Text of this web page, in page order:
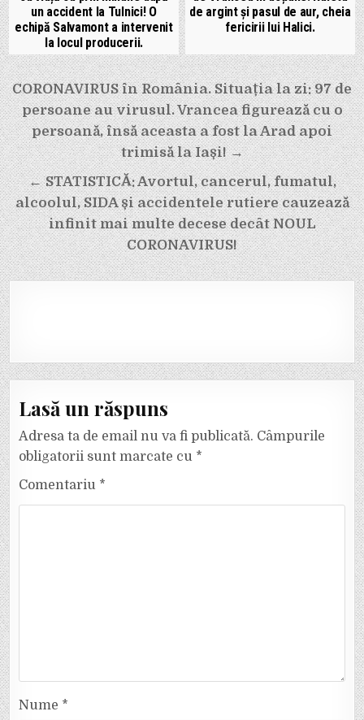
un accident la Tulnici! O
echipă Salvamont a intervenit
la locul producerii.
de argint și pasul de aur, cheia
fericirii lui Halici.
Navigare
în
articole
CORONAVIRUS în România. Situația la zi: 97 de
persoane au virusul. Vrancea figurează cu o
persoană, însă aceasta a fost la Arad apoi
trimisă la Iași! →
← STATISTICĂ: Avortul, cancerul, fumatul,
alcoolul, SIDA și accidentele rutiere cauzează
infinit mai multe decese decât NOUL
CORONAVIRUS!
Lasă un răspuns
Adresa ta de email nu va fi publicată. Câmpurile
obligatorii sunt marcate cu *
Comentariu *
Nume *